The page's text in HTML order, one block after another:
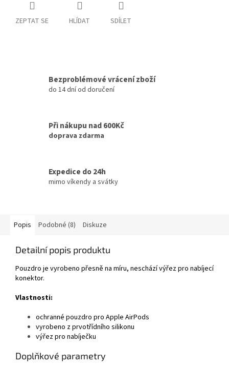
ZEPTAT SE HLÍDAT SDÍLET
Bezproblémové vrácení zboží
do 14 dní od doručení
Při nákupu nad 600Kč
doprava zdarma
Expedice do 24h
mimo víkendy a svátky
Popis Podobné (8) Diskuze
Detailní popis produktu
Pouzdro je vyrobeno přesně na míru, neschází výřez pro nabíjecí
konektor.
Vlastnosti:
ochranné pouzdro pro Apple AirPods
vyrobeno z prvotřídního silikonu
výřez pro nabíječku
Doplňkové parametry